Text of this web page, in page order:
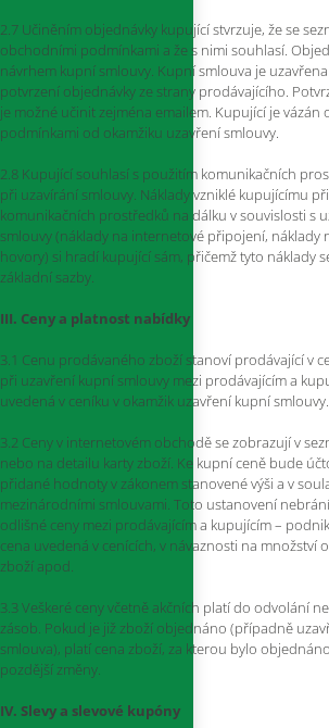
2.7 Učiněním objednávky kupující stvrzuje, že se
obchodními podmínkami a že s nimi souhlasí.
návrhem kupní smlouvy. Kupní smlouva je
potvrzení objednávky ze strany prodávajícího.
je možné učinit zejména emailem. Kupující je vázán
podmínkami od okamžiku uzavření smlouvy.
2.8 Kupující souhlasí s použitím komunikačních
při uzavírání smlouvy. Náklady vzniklé kupujícímu
komunikačních prostředků na dálku v souvislosti s
smlouvy (náklady na internetové připojení, náklady
hovory) si hradí kupující sám, přičemž tyto náklady
základní sazby.
III. Ceny a platnost nabídky
3.1 Cenu prodávaného zboží stanoví prodávající v
při uzavření kupní smlouvy mezi prodávajícím a
uvedená v ceníku v okamžik uzavření kupní smlouvy.
3.2 Ceny v internetovém obchodě se zobrazují v
nebo na detailu karty zboží. Ke kupní ceně bude
přidané hodnoty v zákonem stanovené výši a v
mezinárodními smlouvami. Toto ustanovení
odlišné ceny mezi prodávajícím a kupujícím –
cena uvedená v cenících, v návaznosti na množství
zboží apod.
3.3 Veškeré ceny včetně akčních platí do odvolání
zásob. Pokud je již zboží objednáno (případně
smlouva), platí cena zboží, za kterou bylo
pozdější změny.
IV. Slevy a slevové kupóny